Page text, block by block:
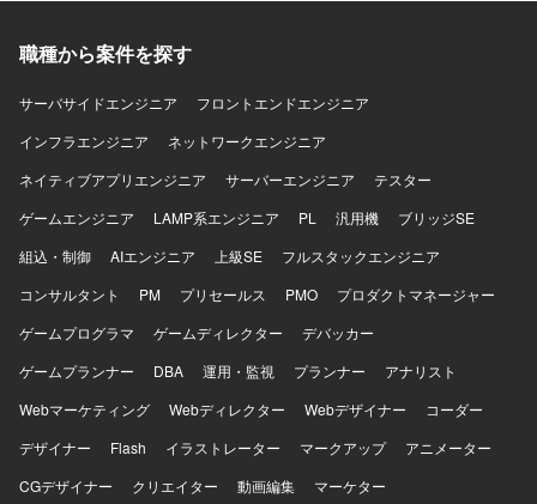
職種から案件を探す
サーバサイドエンジニア
フロントエンドエンジニア
インフラエンジニア
ネットワークエンジニア
ネイティブアプリエンジニア
サーバーエンジニア
テスター
ゲームエンジニア
LAMP系エンジニア PL 汎用機
ブリッジSE
組込・制御
AIエンジニア 上級SE
フルスタックエンジニア
コンサルタント
PM プリセールス PMO
プロダクトマネージャー
ゲームプログラマ
ゲームディレクター
デバッカー
ゲームプランナー
DBA 運用・監視 プランナー
アナリスト
Webマーケティング
Webディレクター Webデザイナー
コーダー
デザイナー
Flash イラストレーター マークアップ
アニメーター
CGデザイナー
クリエイター 動画編集
マーケター